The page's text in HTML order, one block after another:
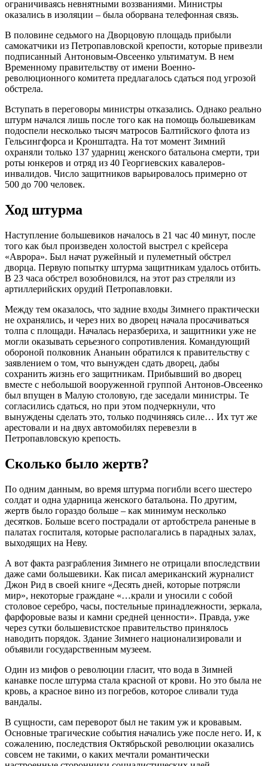
ограничиваясь невнятными воззваниями. Министры
оказались в изоляции – была оборвана телефонная связь.
В половине седьмого на Дворцовую площадь прибыли
самокатчики из Петропавловской крепости, которые привезли
подписанный Антоновым-Овсеенко ультиматум. В нем
Временному правительству от имени Военно-
революционного комитета предлагалось сдаться под угрозой
обстрела.
Вступать в переговоры министры отказались. Однако реально
штурм начался лишь после того как на помощь большевикам
подоспели несколько тысяч матросов Балтийского флота из
Гельсингфорса и Кронштадта. На тот момент Зимний
охраняли только 137 ударниц женского батальона смерти, три
роты юнкеров и отряд из 40 Георгиевских кавалеров-
инвалидов. Число защитников варьировалось примерно от
500 до 700 человек.
Ход штурма
Наступление большевиков началось в 21 час 40 минут, после
того как был произведен холостой выстрел с крейсера
«Аврора». Был начат ружейный и пулеметный обстрел
дворца. Первую попытку штурма защитникам удалось отбить.
В 23 часа обстрел возобновился, на этот раз стреляли из
артиллерийских орудий Петропавловки.
Между тем оказалось, что задние входы Зимнего практически
не охранялись, и через них во дворец начала просачиваться
толпа с площади. Началась неразбериха, и защитники уже не
могли оказывать серьезного сопротивления. Командующий
обороной полковник Ананьин обратился к правительству с
заявлением о том, что вынужден сдать дворец, дабы
сохранить жизнь его защитникам. Прибывший во дворец
вместе с небольшой вооруженной группой Антонов-Овсеенко
был впущен в Малую столовую, где заседали министры. Те
согласились сдаться, но при этом подчеркнули, что
вынуждены сделать это, только подчиняясь силе… Их тут же
арестовали и на двух автомобилях перевезли в
Петропавловскую крепость.
Сколько было жертв?
По одним данным, во время штурма погибли всего шестеро
солдат и одна ударница женского батальона. По другим,
жертв было гораздо больше – как минимум несколько
десятков. Больше всего пострадали от артобстрела раненые в
палатах госпиталя, которые располагались в парадных залах,
выходящих на Неву.
А вот факта разграбления Зимнего не отрицали впоследствии
даже сами большевики. Как писал американский журналист
Джон Рид в своей книге «Десять дней, которые потрясли
мир», некоторые граждане «…крали и уносили с собой
столовое серебро, часы, постельные принадлежности, зеркала,
фарфоровые вазы и камни средней ценности». Правда, уже
через сутки большевистское правительство принялось
наводить порядок. Здание Зимнего национализировали и
объявили государственным музеем.
Один из мифов о революции гласит, что вода в Зимней
канавке после штурма стала красной от крови. Но это была не
кровь, а красное вино из погребов, которое сливали туда
вандалы.
В сущности, сам переворот был не таким уж и кровавым.
Основные трагические события начались уже после него. И, к
сожалению, последствия Октябрьской революции оказались
совсем не такими, о каких мечтали романтически